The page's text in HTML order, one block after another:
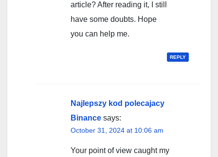
article? After reading it, I still
have some doubts. Hope
you can help me.
REPLY
Najlepszy kod polecajacy
Binance says:
October 31, 2024 at 10:06 am
Your point of view caught my